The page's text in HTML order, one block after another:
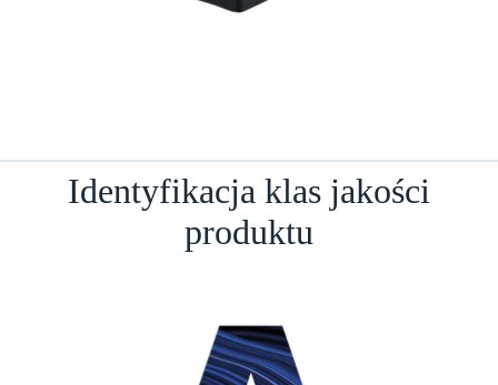
Identyfikacja klas jakości
produktu